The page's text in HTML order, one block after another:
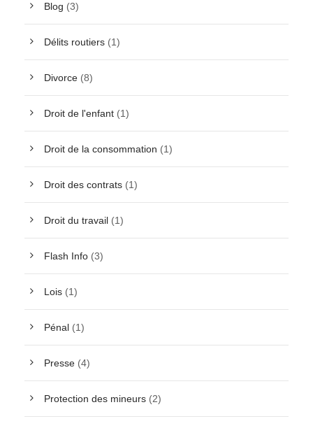
Blog (3)
Délits routiers (1)
Divorce (8)
Droit de l'enfant (1)
Droit de la consommation (1)
Droit des contrats (1)
Droit du travail (1)
Flash Info (3)
Lois (1)
Pénal (1)
Presse (4)
Protection des mineurs (2)